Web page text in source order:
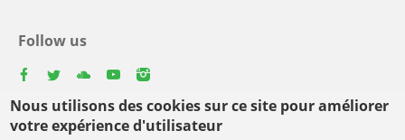
Nous utilisons des cookies sur ce site pour améliorer
votre expérience d'utilisateur
Follow us
Select